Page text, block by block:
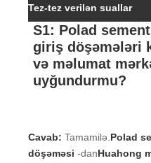
Tez-tez verilən suallar
S1: Polad sement
giriş döşəmələri
və məlumat
uyğundurmu?
Cavab: Tamamilə.Polad
döşəməsi -danHuahong